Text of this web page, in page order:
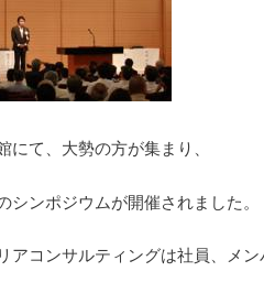
にて、大勢の方が集まり、
シンポジウムが開催されました。
アコンサルティングは社員、メン